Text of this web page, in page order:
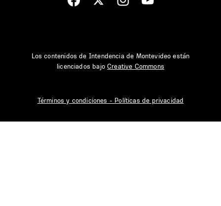
Los contenidos de Intendencia de Montevideo están
licenciados bajoCreative Commons
Términos y condiciones - Políticas de privacidad